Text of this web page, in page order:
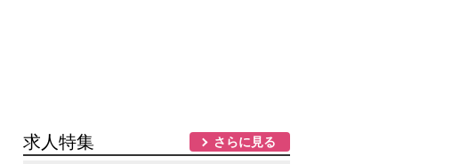
求人特集 さらに見る